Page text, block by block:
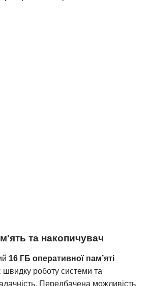
та накопичувач
16 ГБ оперативної пам’яті
швидку роботу системи та
Передбачена можливість